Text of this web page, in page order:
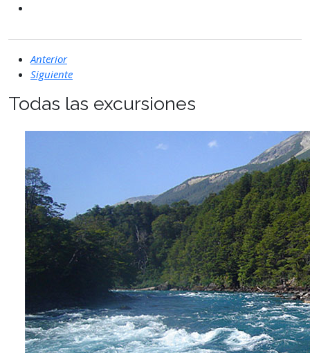
Anterior
Siguiente
Todas las excursiones